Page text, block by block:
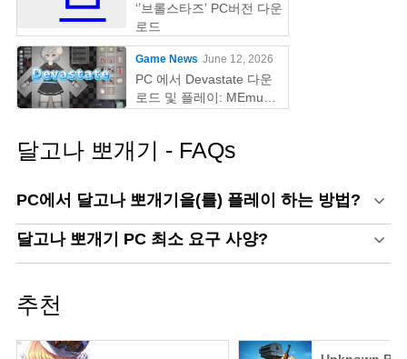
‘’브롤스타즈’ PC버전 다운
로드
Game News June 12, 2026
PC 에서 Devastate 다운
로드 및 플레이: MEmu
달고나 뽀개기 - FAQs
PC에서 달고나 뽀개기을(를) 플레이 하는 방법?
달고나 뽀개기 PC 최소 요구 사양?
추천